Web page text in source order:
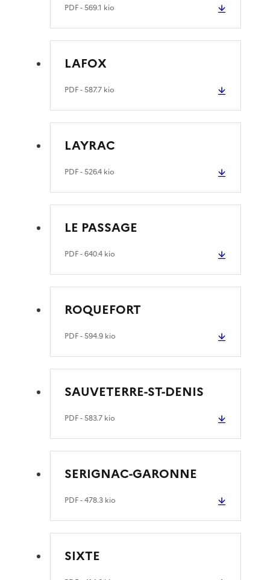
PDF- 569.1 kio
LAFOX
PDF- 587.7 kio
LAYRAC
PDF- 526.4 kio
LE PASSAGE
PDF- 640.4 kio
ROQUEFORT
PDF- 594.9 kio
SAUVETERRE-ST-DENIS
PDF- 583.7 kio
SERIGNAC-GARONNE
PDF- 478.3 kio
SIXTE